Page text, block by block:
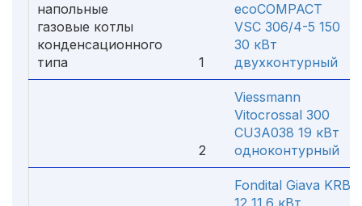
напольные
газовые котлы
конденсационного
типа
1
ecoCOMPACT
VSC 306/4-5 150
30 кВт
двухконтурный
2
Viessmann
Vitocrossal 300
CU3A038 19 кВт
одноконтурный
Fondital Giava KRB
12 11.6 кВт